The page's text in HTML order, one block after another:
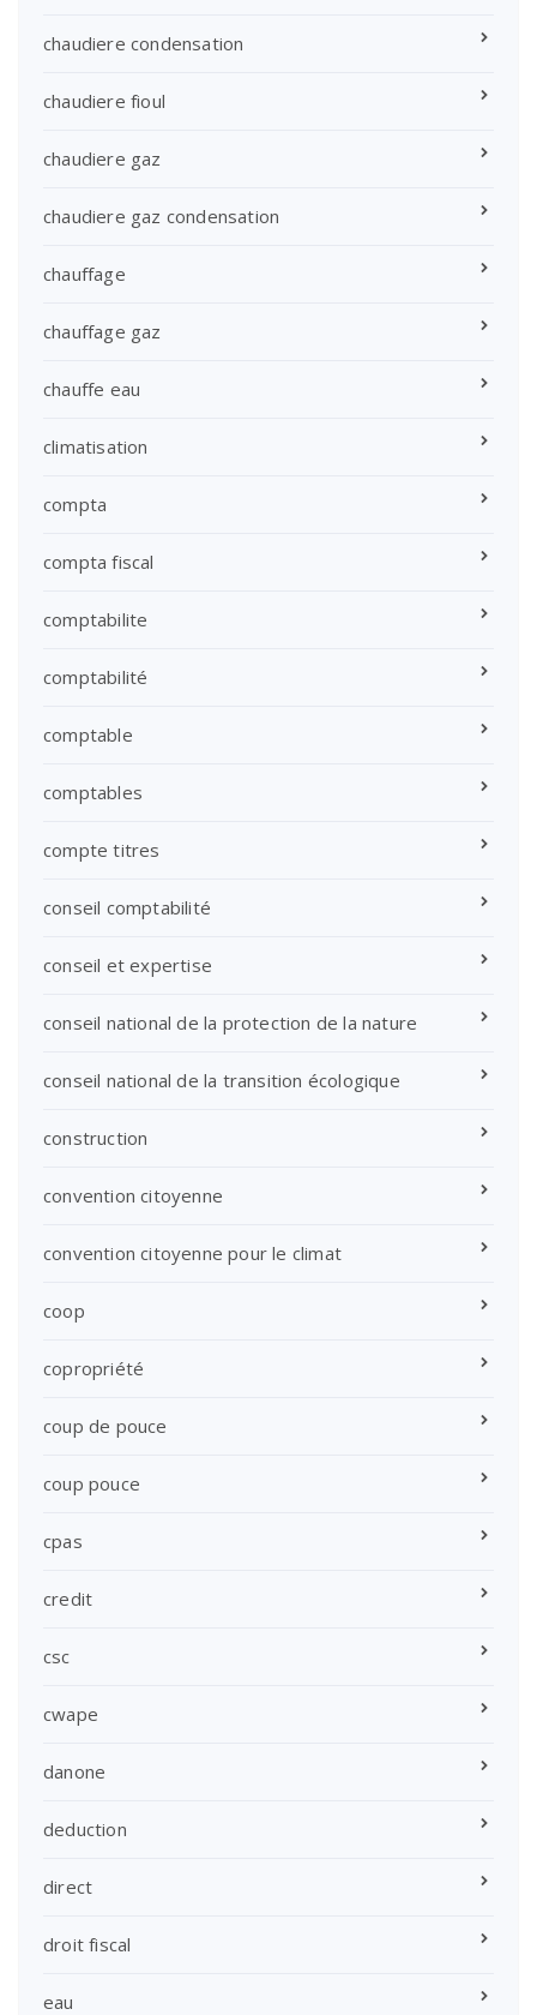
chaudiere condensation
chaudiere fioul
chaudiere gaz
chaudiere gaz condensation
chauffage
chauffage gaz
chauffe eau
climatisation
compta
compta fiscal
comptabilite
comptabilité
comptable
comptables
compte titres
conseil comptabilité
conseil et expertise
conseil national de la protection de la nature
conseil national de la transition écologique
construction
convention citoyenne
convention citoyenne pour le climat
coop
copropriété
coup de pouce
coup pouce
cpas
credit
csc
cwape
danone
deduction
direct
droit fiscal
eau